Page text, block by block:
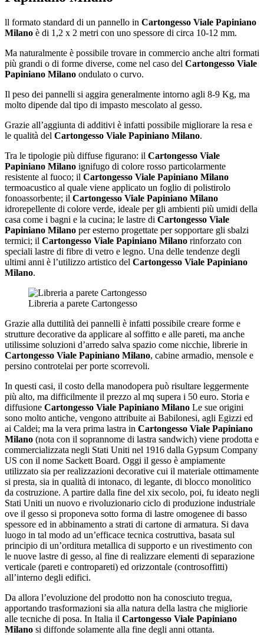
ll formato standard di un pannello in Cartongesso Viale Papiniano
Milano è di 1,2 x 2 metri con uno spessore di circa 10-12 mm.
Ma naturalmente è possibile trovare in commercio anche altri formati
più grandi o di forme diverse, come nel caso del Cartongesso Viale
Papiniano Milano ondulato o curvo.
Il peso dei pannelli si aggira generalmente intorno agli 8-9 Kg, ma
molto dipende dal tipo di impasto mescolato al gesso.
Grazie all’aggiunta di additivi è infatti possibile migliorare la resa e
le qualità del Cartongesso Viale Papiniano Milano.
Tra le tipologie più diffuse figurano: il Cartongesso Viale
Papiniano Milano ignifugo di colore rosso particolarmente
resistente al fuoco; il Cartongesso Viale Papiniano Milano
termoacustico al quale viene applicato un foglio di polistirolo
fonoassorbente; il Cartongesso Viale Papiniano Milano
idrorepellente di colore verde, ideale per gli ambienti più umidi della
casa come i bagni e la cucina; le lastre di Cartongesso Viale
Papiniano Milano per esterno progettate per sopportare gli sbalzi
termici; il Cartongesso Viale Papiniano Milano rinforzato con
speciali lastre di fibre di vetro e legno. Una delle tendenze degli
ultimi anni è l’utilizzo artistico del Cartongesso Viale Papiniano
Milano.
Libreria a parete Cartongesso
Grazie alla duttilità dei pannelli è infatti possibile creare forme e
strutture decorative da applicare al soffitto e alle pareti, ma anche
utilissime soluzioni d’arredo salva spazio come nicchie, librerie in
Cartongesso Viale Papiniano Milano, cabine armadio, mensole e
persino controtelai per porte scorrevoli.
In questi casi, il costo della manodopera può risultare leggermente
più alto, ma difficilmente il prezzo al mq supera i 50 euro. Storia e
diffusione Cartongesso Viale Papiniano Milano Le sue origini
sono molto antiche, vengono attribuite ai Babilonesi, agli Egizzi ed
ai Caldei; ma la vera prima lastra in Cartongesso Viale Papiniano
Milano (nota con il soprannome di lastra sandwich) viene prodotta e
commercializzata negli Stati Uniti nel 1916 dalla Gypsum Company
US con il nome Sackett Board. Oggi il gesso è ampiamente
utilizzato sia per realizzazioni decorative cui il materiale ottimamente
si presta, sia in qualità di intonaco, di legante, di blocco monolitico
da costruzione. A partire dalla fine del xix secolo, poi, fu ideato negli
Stati Uniti un nuovo e rivoluzionario ciclo di produzione industriale
ove il gesso si proponeva sotto forma di lastre omogenee di basso
spessore ed in abbinamento a strati di cartone di armatura. Si dava
luogo in tal modo ad un’efficace tecnica costruttiva, basata sul
principio di un’orditura metallica di supporto e un rivestimento con
le nuove lastre di gesso, al fine di realizzare elementi di separazione
verticale (pareti e contropareti) ed orizzontale (controsoffitti)
all’interno degli edifici.
Da allora l’evoluzione del prodotto non ha conosciuto tregua,
apportando trasformazioni sia alla natura della lastra che migliorie
alle tecniche di posa. In Italia il Cartongesso Viale Papiniano
Milano si diffonde solamente alla fine degli anni ottanta.